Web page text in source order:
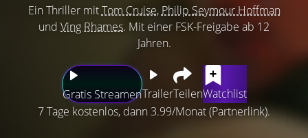
Ein Thriller mitTom Cruise, Philip Seymour Hoffman
und Ving Rhames. Mit einer FSK-Freigabe ab 12
Jahren.
Gratis StreamenTrailerTeilenWatchlist
7 Tage kostenlos, dann 3.99/Monat (Partnerlink).